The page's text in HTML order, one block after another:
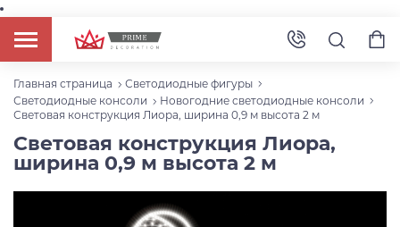
Главная страница
Светодиодные фигуры
Светодиодные консоли
Новогодние светодиодные консоли
Световая конструкция Лиора, ширина 0,9 м высота 2 м
Световая конструкция Лиора,
ширина 0,9 м высота 2 м